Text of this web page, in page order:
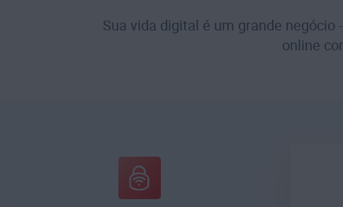
Sua vida digital é um grande
online